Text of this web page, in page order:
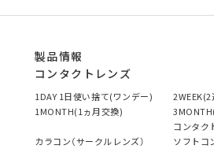
製品情報
コンタクトレンズ
1DAY 1日使い捨て(ワンデー)
1MONTH(1ヵ月交換)
コンタク
カラコン（サークルレンズ）
ソフトコ